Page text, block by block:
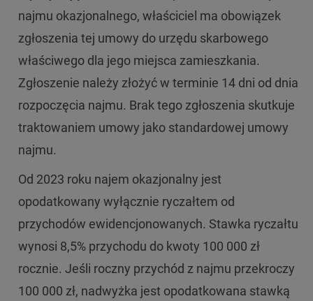
najmu okazjonalnego, właściciel ma obowiązek
zgłoszenia tej umowy do urzędu skarbowego
właściwego dla jego miejsca zamieszkania.
Zgłoszenie należy złożyć w terminie 14 dni od dnia
rozpoczęcia najmu. Brak tego zgłoszenia skutkuje
traktowaniem umowy jako standardowej umowy
najmu.
Od 2023 roku najem okazjonalny jest
opodatkowany wyłącznie ryczałtem od
przychodów ewidencjonowanych. Stawka ryczałtu
wynosi 8,5% przychodu do kwoty 100 000 zł
rocznie. Jeśli roczny przychód z najmu przekroczy
100 000 zł, nadwyżka jest opodatkowana stawką